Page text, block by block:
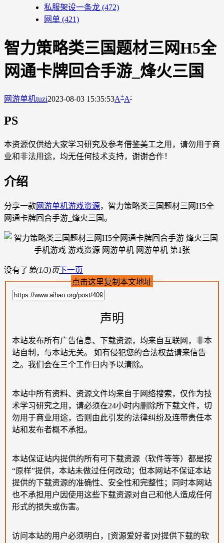
私服架设一条龙 (472)
网单 (421)
智力策略类三国题材三网H5全
网通卡牌回合手游_烽火三国
网游单机tuzi2023-08-03 15:35:53A+A-
PS
本资源仅供给大家学习研究及参考借鉴美工之用，请勿用于商
业和非法用途，均无任何技术支持，谢谢合作！
介绍
分享一款网游单机游戏资源，智力策略类三国题材三网H5全
网通卡牌回合手游_烽火三国。
没有了 第(1/3)页下一页
点击这里复制本文地址
声明
本站发布所有广告信息、下载资源，均来自互联网，非本
站自制，与本站无关。 如有侵犯您的合法权益请来信告
之。我们会在三个工作日内予以清除。
本站中所有资料、资源文件均来自于网络搜索，仅作为技
术学习研究之用，请必须在24小时内删除所下载文件，切
勿用于商业用途，否则由此引发的法律纠纷及连带责任本
站和发布者概不承担。
本站保证站内提供的所有可下载资源（软件等等）都是按
“原样”提供，本站未做过任何改动；但本网站不保证本站
提供的下载资源的准确性、安全性和完整性；同时本网站
也不承担用户因使用这些下载资源对自己和他人造成任何
形式的损失或伤害。
访问本站的用户必须明白，[资源爱好者]对提供下载的软